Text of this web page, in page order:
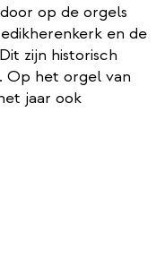
op de orgels
en de
zijn historisch
Op het orgel van
jaar ook